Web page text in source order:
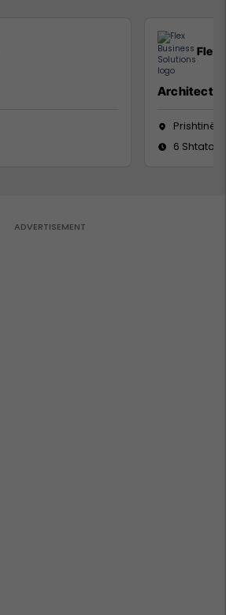
Flex
Architect
Prishtinë
6 Shtator